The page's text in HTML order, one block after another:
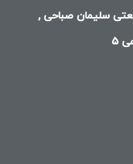
سلیمان صباحی ,
5